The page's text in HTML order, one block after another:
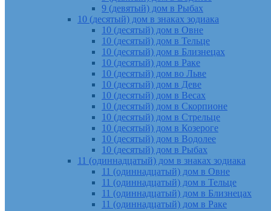
9 (девятый) дом в Рыбах
10 (десятый) дом в знаках зодиака
10 (десятый) дом в Овне
10 (десятый) дом в Тельце
10 (десятый) дом в Близнецах
10 (десятый) дом в Раке
10 (десятый) дом во Льве
10 (десятый) дом в Деве
10 (десятый) дом в Весах
10 (десятый) дом в Скорпионе
10 (десятый) дом в Стрельце
10 (десятый) дом в Козероге
10 (десятый) дом в Водолее
10 (десятый) дом в Рыбах
11 (одиннадцатый) дом в знаках зодиака
11 (одиннадцатый) дом в Овне
11 (одиннадцатый) дом в Тельце
11 (одиннадцатый) дом в Близнецах
11 (одиннадцатый) дом в Раке